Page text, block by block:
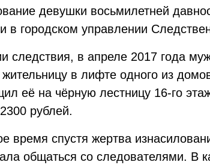
девушки восьмилетней
в городском управлении
следствия, в апреле 2017 года
в лифте одного из
её на чёрную лестницу 16-го
рублей.
время спустя жертва
общаться со следователями. В